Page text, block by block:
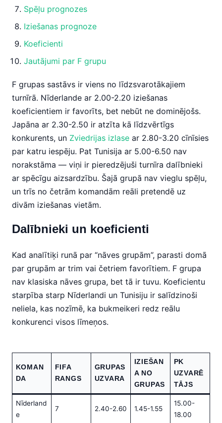
Spēļu prognozes
Iziešanas prognoze
Koeficienti
Jautājumi par F grupu
F grupas sastāvs ir viens no līdzsvarotākajiem
turnīrā. Nīderlande ar 2.00-2.20 iziešanas
koeficientiem ir favorīts, bet nebūt ne dominējošs.
Japāna ar 2.30-2.50 ir atzīta kā līdzvērtīgs
konkurents, un Zviedrijas izlase ar 2.80-3.20 cīnīsies
par katru iespēju. Pat Tunisija ar 5.00-6.50 nav
norakstāma — viņi ir pieredzējuši turnīra dalībnieki
ar spēcīgu aizsardzību. Šajā grupā nav vieglu spēļu,
un trīs no četrām komandām reāli pretendē uz
divām iziešanas vietām.
Dalībnieki un koeficienti
Kad analītiķi runā par “nāves grupām”, parasti domā
par grupām ar trim vai četriem favorītiem. F grupa
nav klasiska nāves grupa, bet tā ir tuvu. Koeficientu
starpība starp Nīderlandi un Tunisiju ir salīdzinoši
neliela, kas nozīmē, ka bukmeikeri redz reālu
konkurenci visos līmeņos.
KOMAN
DA
FIFA
RANGS
GRUPAS
UZVARA
IZIEŠAN
A NO
GRUPAS
PK
UZVARĒ
TĀJS
Nīderland
e
7 2.40-2.60 1.45-1.55
15.00-
18.00